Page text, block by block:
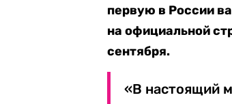
первую в России
на официальной
сентября.
«В настоящий